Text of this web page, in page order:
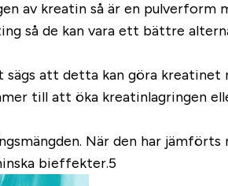
av kreatin så är en pulverform
så de kan vara ett bättre
sägs att detta kan göra
till att öka kreatinlagringen
När den har jämförts
bieffekter.5